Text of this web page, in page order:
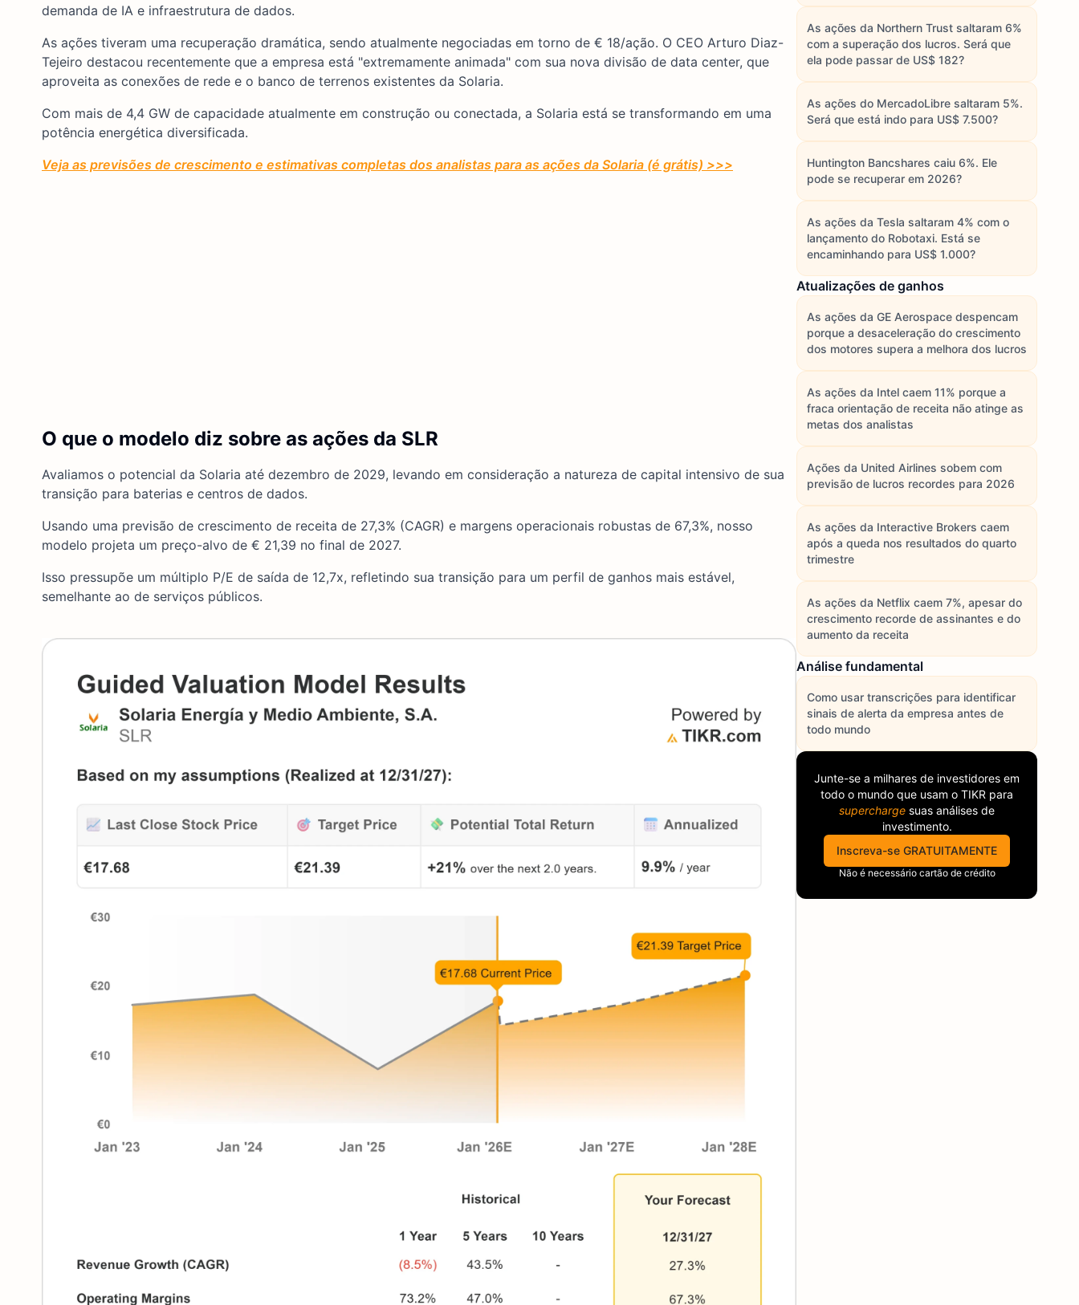
demanda de IA e infraestrutura de dados.
As ações tiveram uma recuperação dramática, sendo atualmente negociadas em torno de € 18/ação. O CEO Arturo Diaz-
Tejeiro destacou recentemente que a empresa está "extremamente animada" com sua nova divisão de data center, que
aproveita as conexões de rede e o banco de terrenos existentes da Solaria.
Com mais de 4,4 GW de capacidade atualmente em construção ou conectada, a Solaria está se transformando em uma
potência energética diversificada.
Veja as previsões de crescimento e estimativas completas dos analistas para as ações da Solaria (é grátis) >>>
O que o modelo diz sobre as ações da SLR
Avaliamos o potencial da Solaria até dezembro de 2029, levando em consideração a natureza de capital intensivo de sua
transição para baterias e centros de dados.
Usando uma previsão de crescimento de receita de 27,3% (CAGR) e margens operacionais robustas de 67,3%, nosso
modelo projeta um preço-alvo de € 21,39 no final de 2027.
Isso pressupõe um múltiplo P/E de saída de 12,7x, refletindo sua transição para um perfil de ganhos mais estável,
semelhante ao de serviços públicos.
As ações da Northern Trust saltaram 6%
com a superação dos lucros. Será que
ela pode passar de US$ 182?
As ações do MercadoLibre saltaram 5%.
Será que está indo para US$ 7.500?
Huntington Bancshares caiu 6%. Ele
pode se recuperar em 2026?
As ações da Tesla saltaram 4% com o
lançamento do Robotaxi. Está se
encaminhando para US$ 1.000?
Atualizações de ganhos
As ações da GE Aerospace despencam
porque a desaceleração do crescimento
dos motores supera a melhora dos lucros
As ações da Intel caem 11% porque a
fraca orientação de receita não atinge as
metas dos analistas
Ações da United Airlines sobem com
previsão de lucros recordes para 2026
As ações da Interactive Brokers caem
após a queda nos resultados do quarto
trimestre
As ações da Netflix caem 7%, apesar do
crescimento recorde de assinantes e do
aumento da receita
Análise fundamental
Como usar transcrições para identificar
sinais de alerta da empresa antes de
todo mundo
Junte-se a milhares de investidores em
todo o mundo que usam o TIKR para
supercharge suas análises de
investimento.
Inscreva-se GRATUITAMENTE
Não é necessário cartão de crédito